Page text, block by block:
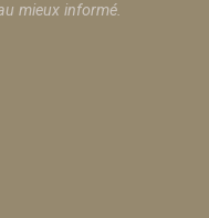
mieux informé.